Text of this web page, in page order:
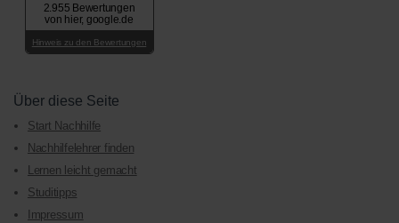
2.955 Bewertungen
von hier, google.de
Hinweis zu den Bewertungen
Über diese Seite
Start Nachhilfe
Nachhilfelehrer finden
Lernen leicht gemacht
Studitipps
Impressum